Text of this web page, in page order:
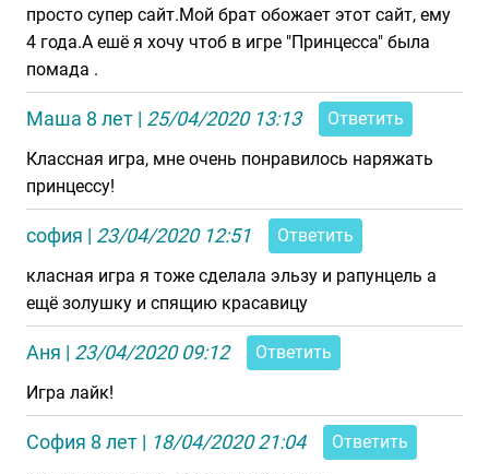
просто супер сайт.Мой брат обожает этот сайт, ему
4 года.А ешё я хочу чтоб в игре "Принцесса" была
помада .
Маша 8 лет | 25/04/2020 13:13
Ответить
Классная игра, мне очень понравилось наряжать
принцессу!
софия | 23/04/2020 12:51
Ответить
класная игра я тоже сделала эльзу и рапунцель а
ещё золушку и спящию красавицу
Аня | 23/04/2020 09:12
Ответить
Игра лайк!
София 8 лет | 18/04/2020 21:04
Ответить